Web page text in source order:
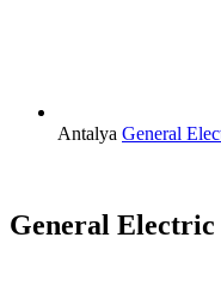
Antalya General
General